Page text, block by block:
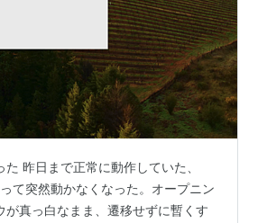
昨日まで正常に動作していた、
て突然動かなくなった。オープニン
が真っ白なまま、遷移せずに暫くす